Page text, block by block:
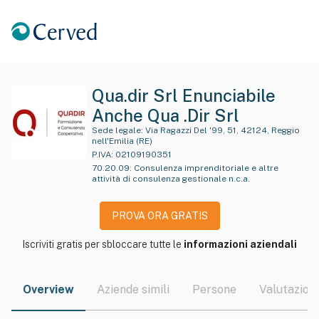
Qua.dir Srl Enunciabile
Anche Qua .Dir Srl
Sede legale:
nell'Emilia (RE)
P.IVA: 02109190351
70.20.09: Consulenza imprenditoriale e altre
attività di consulenza gestionale n.c.a.
PROVA ORA GRATIS
Iscriviti gratis per sbloccare tutte le informazioni aziendali
Overview Aziende simili Persone Valutazioni